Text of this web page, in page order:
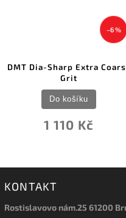
–6 %
DMT Dia-Sharp Extra
Grit
1 110 Kč
Do košíku
KONTAKT
Rostislavovo nám.25 61200